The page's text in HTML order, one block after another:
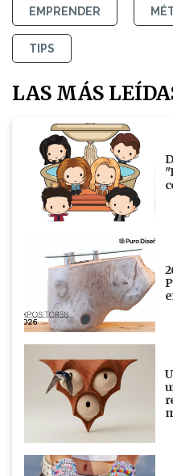
EMPRENDER
TIPS
LAS MÁS